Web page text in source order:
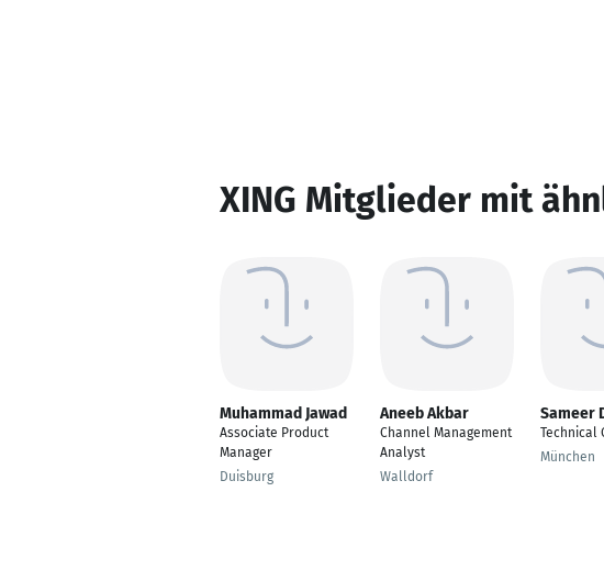
XING Mitglieder mit
Muhammad Jawad
Associate Product
Manager
Duisburg
Aneeb Akbar
Channel Management
Analyst
Walldorf
Sameer
Technical
München